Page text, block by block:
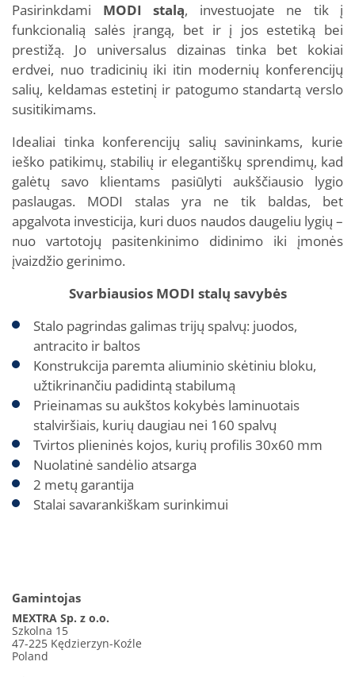
Pasirinkdami MODI stalą, investuojate ne tik į
funkcionalią salės įrangą, bet ir į jos estetiką bei
prestižą. Jo universalus dizainas tinka bet kokiai
erdvei, nuo tradicinių iki itin modernių konferencijų
salių, keldamas estetinį ir patogumo standartą verslo
susitikimams.
Idealiai tinka konferencijų salių savininkams, kurie
ieško patikimų, stabilių ir elegantiškų sprendimų, kad
galėtų savo klientams pasiūlyti aukščiausio lygio
paslaugas. MODI stalas yra ne tik baldas, bet
apgalvota investicija, kuri duos naudos daugeliu lygių –
nuo vartotojų pasitenkinimo didinimo iki įmonės
įvaizdžio gerinimo.
Svarbiausios MODI stalų savybės
Stalo pagrindas galimas trijų spalvų: juodos,
antracito ir baltos
Konstrukcija paremta aliuminio skėtiniu bloku,
užtikrinančiu padidintą stabilumą
Prieinamas su aukštos kokybės laminuotais
stalviršiais, kurių daugiau nei 160 spalvų
Tvirtos plieninės kojos, kurių profilis 30x60 mm
Nuolatinė sandėlio atsarga
2 metų garantija
Stalai savarankiškam surinkimui
Gamintojas
MEXTRA Sp. z o.o.
Szkolna 15
47-225 Kędzierzyn-Koźle
Poland